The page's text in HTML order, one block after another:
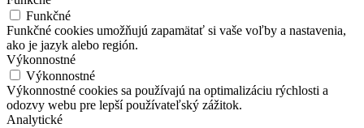
Funkčné
Funkčné cookies umožňujú zapamätať si vaše voľby a nastavenia,
ako je jazyk alebo región.
Výkonnostné
Výkonnostné
Výkonnostné cookies sa používajú na optimalizáciu rýchlosti a
odozvy webu pre lepší používateľský zážitok.
Analytické